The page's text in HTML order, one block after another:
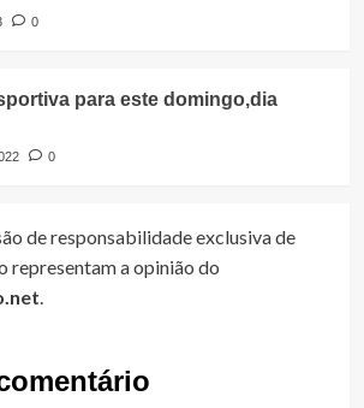
0
para este domingo,dia
0
de responsabilidade exclusiva de
representam a opinião do
.